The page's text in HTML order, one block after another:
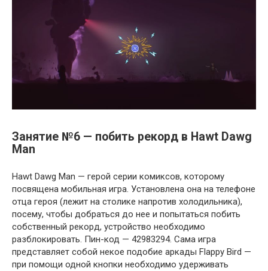
Занятие №6 — побить рекорд в Hawt Dawg
Man
Hawt Dawg Man — герой серии комиксов, которому
посвящена мобильная игра. Установлена она на телефоне
отца героя (лежит на столике напротив холодильника),
посему, чтобы добраться до нее и попытаться побить
собственный рекорд, устройство необходимо
разблокировать. Пин-код — 42983294. Сама игра
представляет собой некое подобие аркады Flappy Bird —
при помощи одной кнопки необходимо удерживать